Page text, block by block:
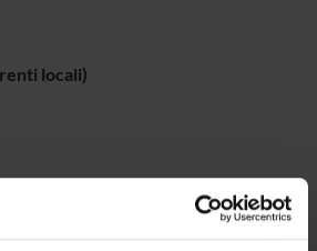
locali)